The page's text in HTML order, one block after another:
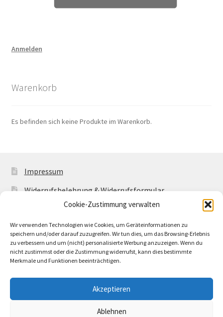
Cookie-Zustimmung verwalten
Wir verwenden Technologien wie Cookies, um Geräteinformationen zu
speichern und/oder darauf zuzugreifen. Wir tun dies, um das Browsing-Erlebnis
zu verbessern und um (nicht) personalisierte Werbung anzuzeigen. Wenn du
nicht zustimmst oder die Zustimmung widerrufst, kann dies bestimmte
Merkmale und Funktionen beeinträchtigen.
Akzeptieren
Ablehnen
Anmelden
Warenkorb
Es befinden sich keine Produkte im Warenkorb.
Impressum
Widerrufsbelehrung & Widerrufsformular
Allgemeine Geschäftsbedingungen mit
Cookie-Richtlinie (EU)
© Buntwerkstatt Shop 2026
Erstellt mit WooCommerce